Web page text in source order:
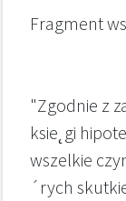
Fragment
"Zgodnie z
ksie˛gi
wszelkie
´rych